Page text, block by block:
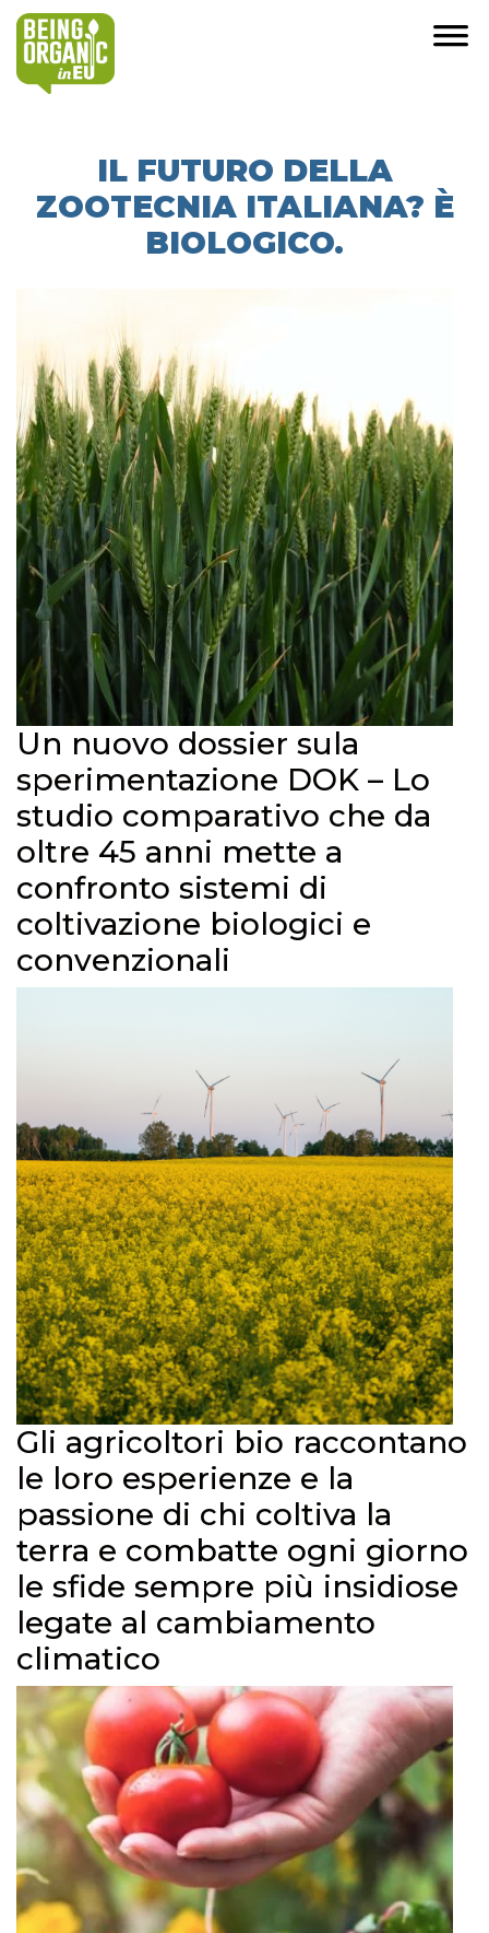
IL FUTURO DELLA
ZOOTECNIA ITALIANA? È
BIOLOGICO.
Un nuovo dossier sula
sperimentazione DOK – Lo
studio comparativo che da
oltre 45 anni mette a
confronto sistemi di
coltivazione biologici e
convenzionali
Gli agricoltori bio raccontano
le loro esperienze e la
passione di chi coltiva la
terra e combatte ogni giorno
le sfide sempre più insidiose
legate al cambiamento
climatico